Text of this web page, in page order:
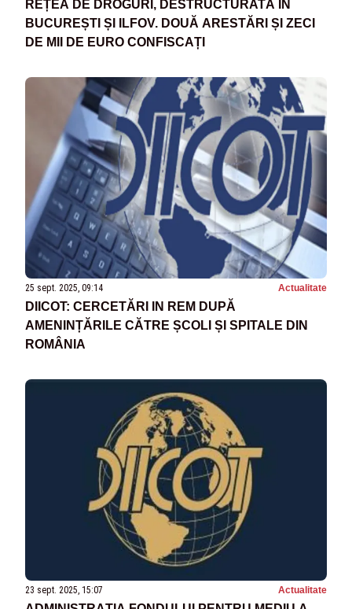
REȚEA DE DROGURI, DESTRUCTURATĂ ÎN
BUCUREȘTI ȘI ILFOV. DOUĂ ARESTĂRI ȘI ZECI
DE MII DE EURO CONFISCAȚI
25 sept. 2025, 09:14 Actualitate
DIICOT: CERCETĂRI IN REM DUPĂ
AMENINȚĂRILE CĂTRE ȘCOLI ȘI SPITALE DIN
ROMÂNIA
23 sept. 2025, 15:07 Actualitate